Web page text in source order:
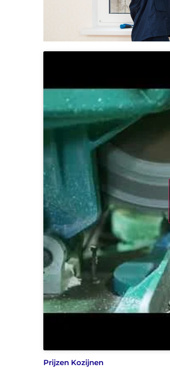
Prijzen Kozijnen